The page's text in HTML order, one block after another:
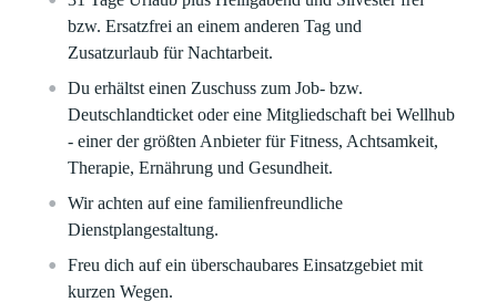
bzw. Ersatzfrei an einem anderen Tag und
Zusatzurlaub für Nachtarbeit.
Du erhältst einen Zuschuss zum Job- bzw.
Deutschlandticket oder eine Mitgliedschaft bei Wellhub
- einer der größten Anbieter für Fitness, Achtsamkeit,
Therapie, Ernährung und Gesundheit.
Wir achten auf eine familienfreundliche
Dienstplangestaltung.
Freu dich auf ein überschaubares Einsatzgebiet mit
kurzen Wegen.